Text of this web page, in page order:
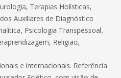
Terapias Holísticas,
Auxiliares de Diagnóstico
Psicologia Transpessoal,
Religião,
e internacionais. Referência